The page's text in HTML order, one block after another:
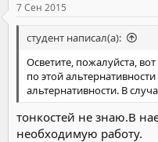
7 Сен 2015
студент написал(а):
Осветите, пожалуйста,
по этой
альтернативности. В
тонкостей не знаю.В
необходимую работу.